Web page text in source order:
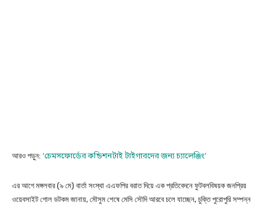
আরও পড়ুন: ‘চেমসফোর্ডেরকন্ডিশনটাই টাইগারদের জন্য চ্যালেঞ্জিং’
এর আগে মঙ্গলবার (৯ মে) বার্তা সংস্থা এএফপির বরাত দিয়ে এক প্রতিবেদনে ফুটবলবিষয়ক জনপ্রিয়
ওয়েবসাইট গোল ডটকম জানায়, মৌসুম শেষে মেসি সৌদি আরবে চলে যাচ্ছেন, চুক্তি পুরোপুরি সম্পন্ন